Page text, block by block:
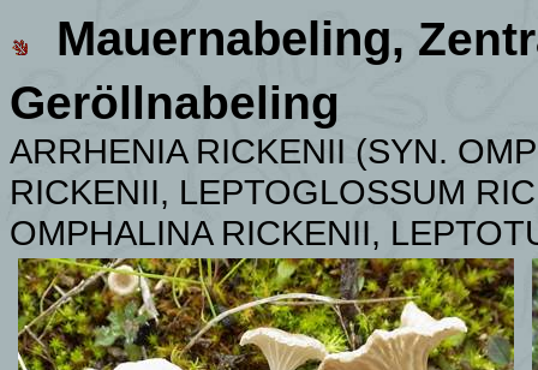
Mauernabeling,
Geröllnabeling
ARRHENIA RICKENII (SYN.
RICKENII, LEPTOGLOSSUM
OMPHALINA RICKENII,